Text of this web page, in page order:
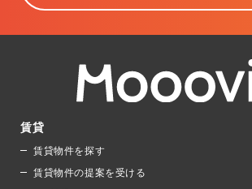
賃貸
賃貸物件を探す
賃貸物件の提案を受ける